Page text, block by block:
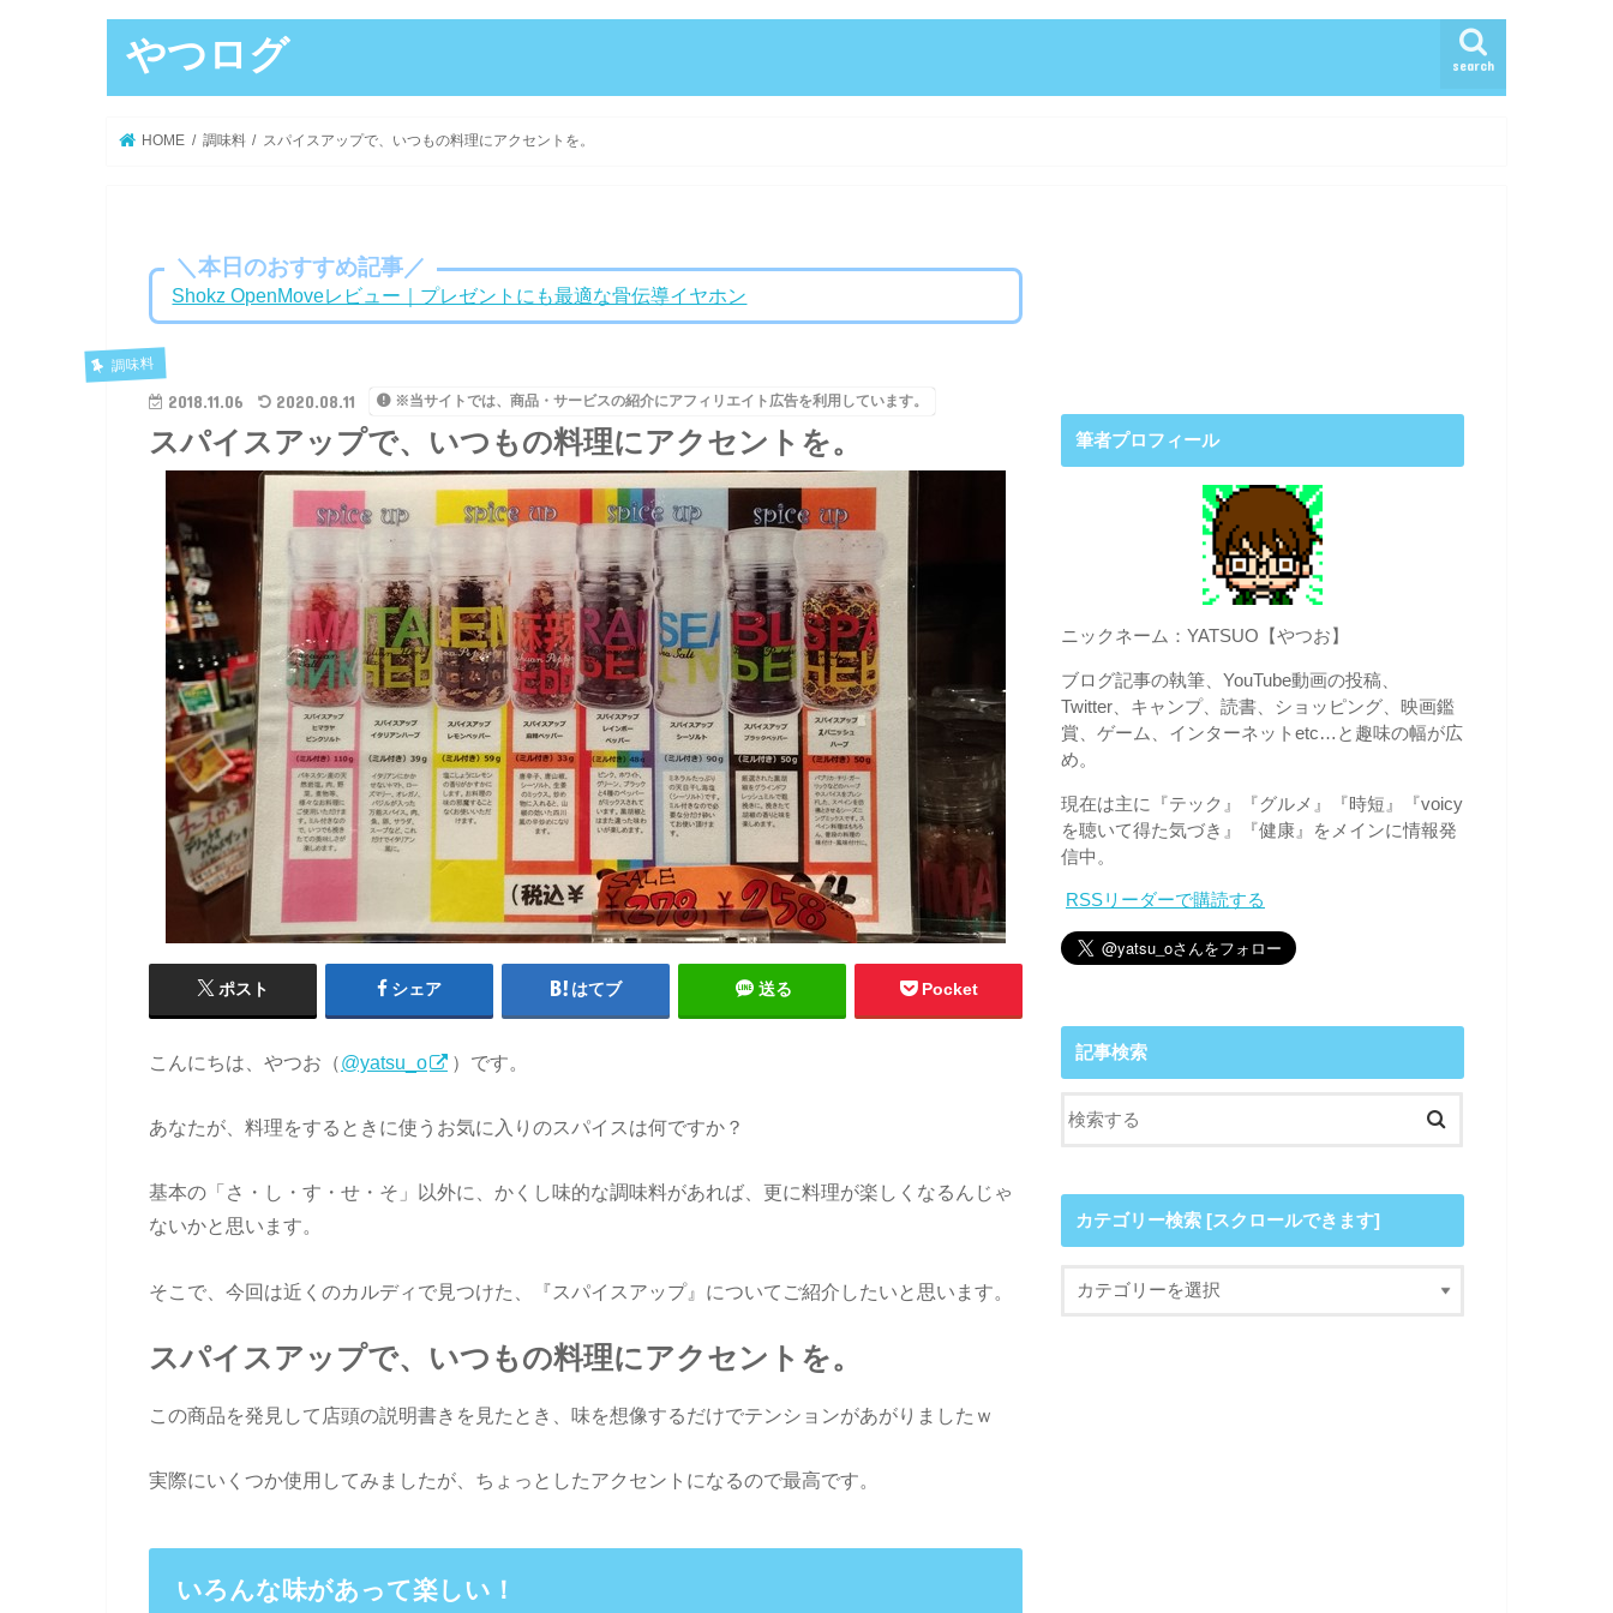
やつログ search
HOME 調味料 スパイスアップで、いつもの料理にアクセントを。
＼本日のおすすめ記事／
Shokz OpenMoveレビュー｜プレゼントにも最適な骨伝導イヤホン
調味料
2018.11.06 2020.08.11 ※当サイトでは、商品・サービスの紹介にアフィリエイト広告を利用しています。
スパイスアップで、いつもの料理にアクセントを。
ポスト シェア はてブ 送る Pocket
こんにちは、やつお（@yatsu_o ）です。
あなたが、料理をするときに使うお気に入りのスパイスは何ですか？
基本の「さ・し・す・せ・そ」以外に、かくし味的な調味料があれば、更に料理が楽しくなるんじゃ
ないかと思います。
そこで、今回は近くのカルディで見つけた、『スパイスアップ』についてご紹介したいと思います。
スパイスアップで、いつもの料理にアクセントを。
この商品を発見して店頭の説明書きを見たとき、味を想像するだけでテンションがあがりましたｗ
実際にいくつか使用してみましたが、ちょっとしたアクセントになるので最高です。
いろんな味があって楽しい！
筆者プロフィール
ニックネーム：YATSUO【やつお】
ブログ記事の執筆、YouTube動画の投稿、
Twitter、キャンプ、読書、ショッピング、映画鑑
賞、ゲーム、インターネットetc…と趣味の幅が広
め。
現在は主に『テック』『グルメ』『時短』『voicy
を聴いて得た気づき』『健康』をメインに情報発
信中。
RSSリーダーで購読する
記事検索
カテゴリー検索 [スクロールできます]